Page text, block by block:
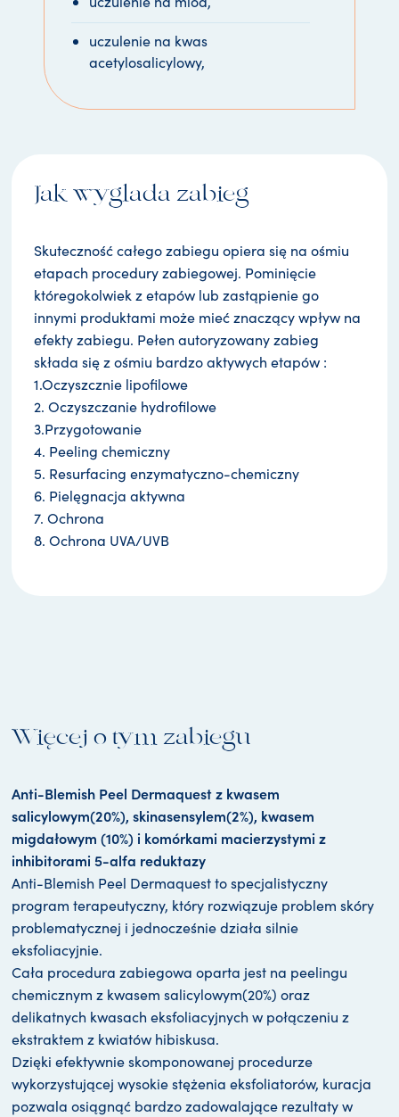
uczulenie na kwas
acetylosalicylowy,
Jak wyglada zabieg
Skuteczność całego zabiegu opiera się na ośmiu
etapach procedury zabiegowej. Pominięcie
któregokolwiek z etapów lub zastąpienie go
innymi produktami może mieć znaczący wpływ na
efekty zabiegu. Pełen autoryzowany zabieg
składa się z ośmiu bardzo aktywych etapów :
1.Oczyszcznie lipofilowe
2. Oczyszczanie hydrofilowe
3.Przygotowanie
4. Peeling chemiczny
5. Resurfacing enzymatyczno-chemiczny
6. Pielęgnacja aktywna
7. Ochrona
8. Ochrona UVA/UVB
Więcej o tym zabiegu
Anti-Blemish Peel Dermaquest z kwasem
salicylowym(20%), skinasensylem(2%), kwasem
migdałowym (10%) i komórkami macierzystymi z
inhibitorami 5-alfa reduktazy
Anti-Blemish Peel Dermaquest to specjalistyczny
program terapeutyczny, który rozwiązuje problem skóry
problematycznej i jednocześnie działa silnie
eksfoliacyjnie.
Cała procedura zabiegowa oparta jest na peelingu
chemicznym z kwasem salicylowym(20%) oraz
delikatnych kwasach eksfoliacyjnych w połączeniu z
ekstraktem z kwiatów hibiskusa.
Dzięki efektywnie skomponowanej procedurze
wykorzystującej wysokie stężenia eksfoliatorów, kuracja
pozwala osiągnąć bardzo zadowalające rezultaty w